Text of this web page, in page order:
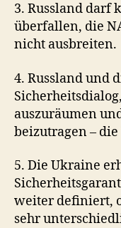
3. Russland darf
überfallen, die
nicht ausbreiten.
4. Russland und
auszuräumen
beizutragen –
5. Die Ukraine
weiter definiert,
sehr